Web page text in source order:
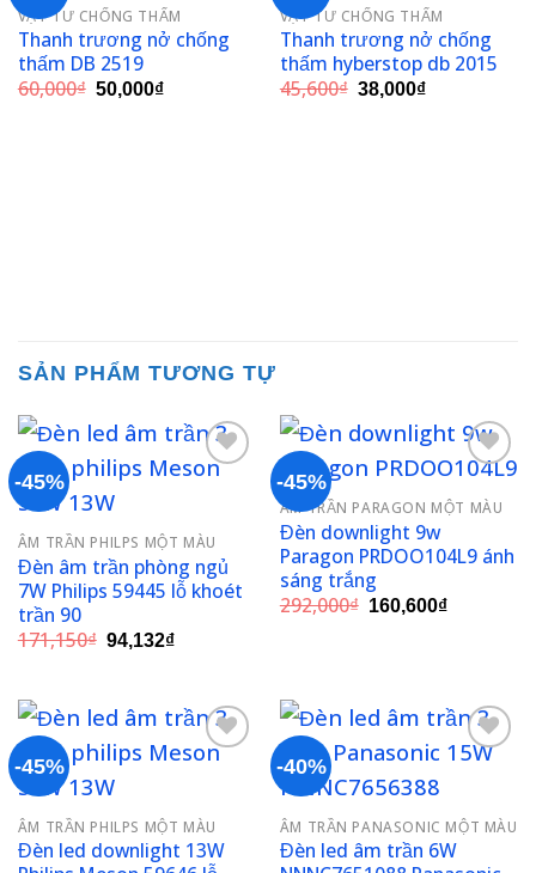
Add to
wishlist
VẬT TƯ CHỐNG THẤM
Thanh trương nở chống
thấm DB 2519
60,000₫ Giá
gốc
50,000₫Giá
Add to
wishlist
VẬT TƯ CHỐNG THẤM
Thanh trương nở chống
thấm hyberstop db 2015
45,600₫ Giá
gốc
38,000₫Giá
SẢN PHẨM TƯƠNG TỰ
-45%
wishlist
ÂM TRẦN PHILPS MỘT MÀU
Đèn âm trần phòng ngủ
7W Philips 59445 lỗ khoét
trần 90
171,150₫ Giá
gốc
94,132₫Giá
94,132₫.
-45%
wishlist
ÂM TRẦN PARAGON MỘT MÀU
Đèn downlight 9w
Paragon PRDOO104L9 ánh
sáng trắng
292,000₫ Giá
160,600₫Giá
-45%
wishlist
ÂM TRẦN PHILPS MỘT MÀU
Đèn led downlight 13W
-40%
wishlist
ÂM TRẦN PANASONIC MỘT MÀU
Đèn led âm trần 6W